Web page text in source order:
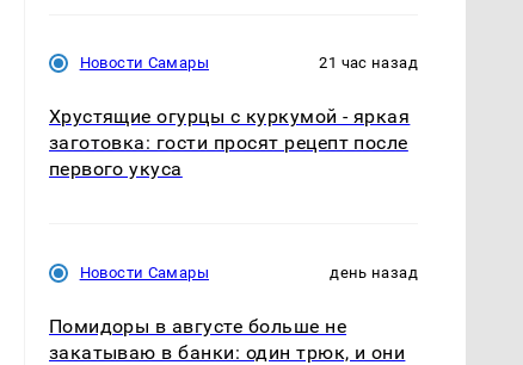
Новости Самары 21 час назад
Хрустящие огурцы с куркумой - яркая
заготовка: гости просят рецепт после
первого укуса
Новости Самары день назад
Помидоры в августе больше не
закатываю в банки: один трюк, и они